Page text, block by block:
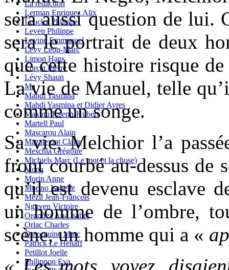
La redaction
Lerman Enriquez Alix
Leuckx Philippe
Leven Philippe
Levine Emmanuel
Levy Leon-Marc
Limon Hans
Lurçat Pierre
Lévy Shaun
Ma
Mahdi Yasmina
Mahdi Yasmina et Didier Ayres
Makutu Joseph-Hubert
Martell Paul
Mascarou Alain
Mazaleyrat Claire
Meschia Grégoire
Michiels Marc (Le mot et la chose)
Mona
Morin Anne
Morino Isabelle
Mézil Jean-François
Nguyen Victoire
Ordoñez Ana Isabel
Orlac Charles
Ossorguine Marc
Patrick Le Henaff
Petillot Joelle
Philippon Eva
sera aussi question de lui.
sera le portrait de deux
que cette histoire risque
La vie de Manuel, telle
comme un songe.
Sa vie, Melchior l’a
front courbé au-dessus de
qu’il est devenu esclave
un homme de l’ombre,
scène, un homme qui a «